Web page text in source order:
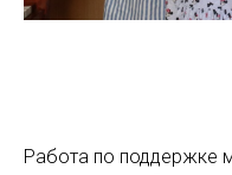
Работа по поддержке